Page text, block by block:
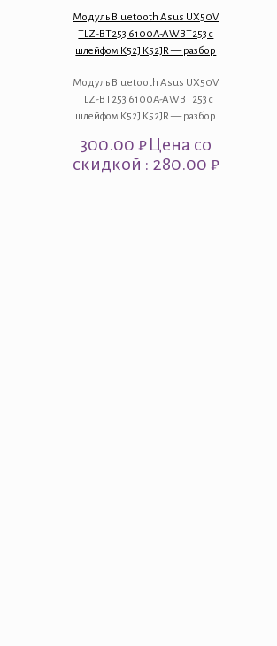
Модуль Bluetooth Asus UX50V
TLZ-BT253 6100A-AWBT253 с
шлейфом K52J K52JR — разбор
Модуль Bluetooth Asus UX50V
TLZ-BT253 6100A-AWBT253 с
шлейфом K52J K52JR — разбор
300.00₽Цена со
скидкой : 280.00 ₽